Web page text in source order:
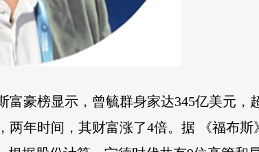
豪榜显示，曾毓群身家达345亿美元，
年时间，其财富涨了4倍。据 《福布